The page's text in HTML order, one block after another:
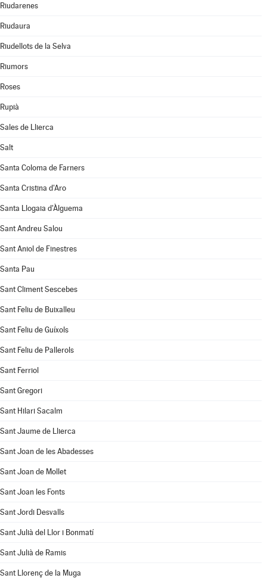
Riudarenes
Riudaura
Riudellots de la Selva
Riumors
Roses
Rupià
Sales de Llierca
Salt
Santa Coloma de Farners
Santa Cristina d'Aro
Santa Llogaia d'Àlguema
Sant Andreu Salou
Sant Aniol de Finestres
Santa Pau
Sant Climent Sescebes
Sant Feliu de Buixalleu
Sant Feliu de Guíxols
Sant Feliu de Pallerols
Sant Ferriol
Sant Gregori
Sant Hilari Sacalm
Sant Jaume de Llierca
Sant Joan de les Abadesses
Sant Joan de Mollet
Sant Joan les Fonts
Sant Jordi Desvalls
Sant Julià del Llor i Bonmatí
Sant Julià de Ramis
Sant Llorenç de la Muga